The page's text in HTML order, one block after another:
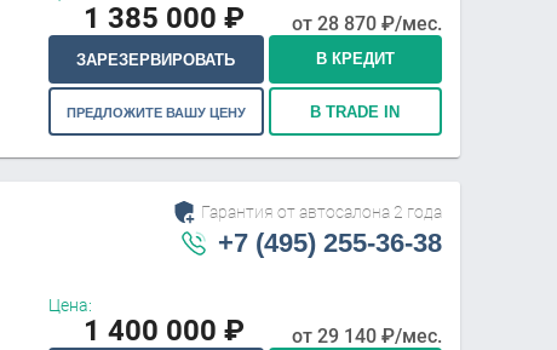
1 385 000 ₽ от 28 870₽/мес.
ЗАРЕЗЕРВИРОВАТЬ В КРЕДИТ
ПРЕДЛОЖИТЕ ВАШУ ЦЕНУ В TRADE IN
Гарантия от автосалона 2 года
+7 (495) 255-36-38
Цена:
1 400 000 ₽ от 29 140₽/мес.